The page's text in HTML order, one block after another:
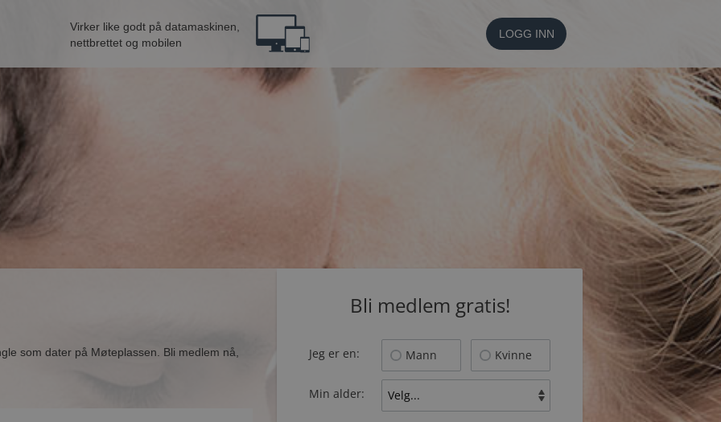
Virker like godt på datamaskinen,
nettbrettet og mobilen
LOGG INN
som dater på Møteplassen. Bli medlem nå,
Bli medlem gratis!
Jeg er en: Mann Kvinne
Min alder: